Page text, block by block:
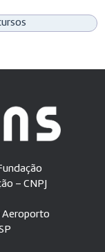
– CNPJ
Aeroporto